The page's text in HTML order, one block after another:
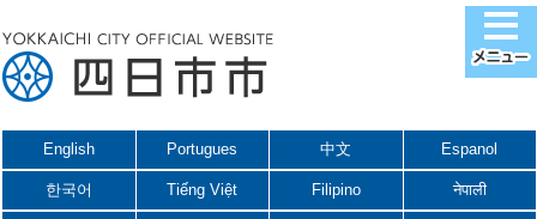
English Portugues 中文 Espanol
한국어 Tiếng Việt Filipino नेपाली